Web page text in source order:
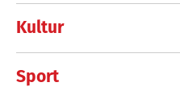
Kultur
Sport